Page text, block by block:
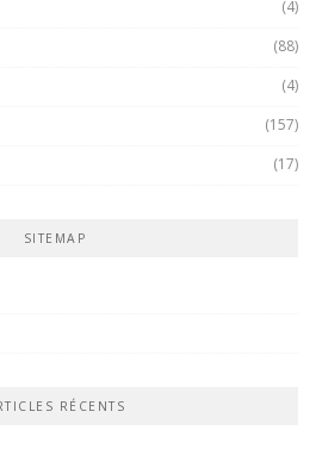
(4)
(88)
(4)
(157)
(17)
SITEMAP
RÉCENTS